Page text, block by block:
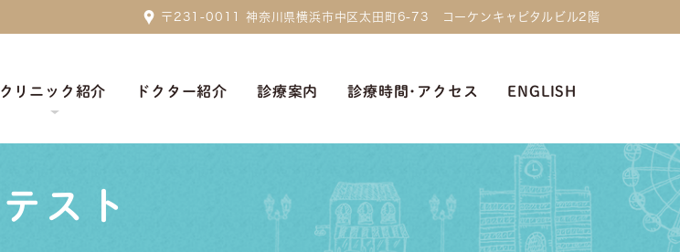
〒231-0011 神奈川県横浜市中区太田町6-73 コーケンキャピタルビル2階
クリニック紹介 ドクター紹介 診療案内 診療時間･アクセス ENGLISH
テスト